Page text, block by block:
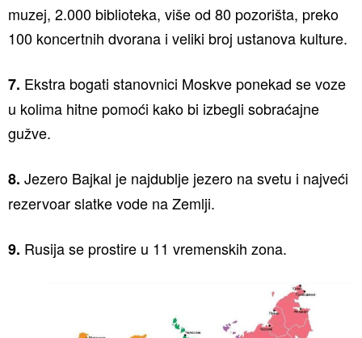
muzej, 2.000 biblioteka, više od 80 pozorišta, preko
100 koncertnih dvorana i veliki broj ustanova kulture.
7. Ekstra bogati stanovnici Moskve ponekad se voze
u kolima hitne pomoći kako bi izbegli sobraćajne
gužve.
8. Jezero Bajkal je najdublje jezero na svetu i najveći
rezervoar slatke vode na Zemlji.
9. Rusija se prostire u 11 vremenskih zona.